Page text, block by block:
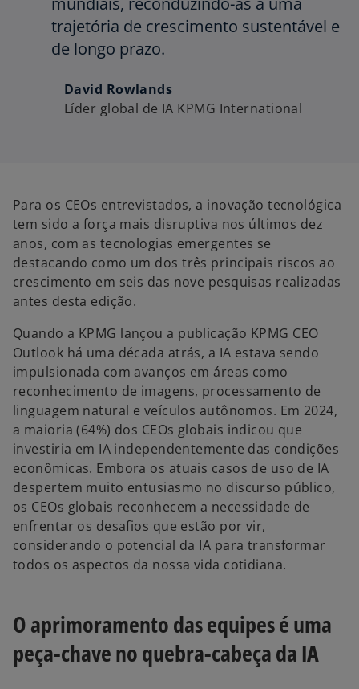
trajetória de crescimento sustentável e
de longo prazo.
David Rowlands
Líder global de IA KPMG International
Para os CEOs entrevistados, a inovação tecnológica
tem sido a força mais disruptiva nos últimos dez
anos, com as tecnologias emergentes se
destacando como um dos três principais riscos ao
crescimento em seis das nove pesquisas realizadas
antes desta edição.
Quando a KPMG lançou a publicação KPMG CEO
Outlook há uma década atrás, a IA estava sendo
impulsionada com avanços em áreas como
reconhecimento de imagens, processamento de
linguagem natural e veículos autônomos. Em 2024,
a maioria (64%) dos CEOs globais indicou que
investiria em IA independentemente das condições
econômicas. Embora os atuais casos de uso de IA
despertem muito entusiasmo no discurso público,
os CEOs globais reconhecem a necessidade de
enfrentar os desafios que estão por vir,
considerando o potencial da IA para transformar
todos os aspectos da nossa vida cotidiana.
O aprimoramento das equipes é uma
peça-chave no quebra-cabeça da IA